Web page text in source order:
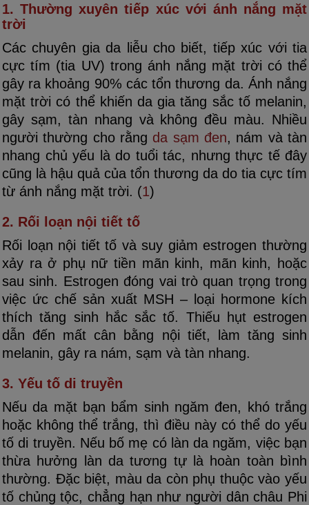
1. Thường xuyên tiếp xúc với ánh nắng mặt
trời
Các chuyên gia da liễu cho biết, tiếp xúc với tia
cực tím (tia UV) trong ánh nắng mặt trời có thể
gây ra khoảng 90% các tổn thương da. Ánh nắng
mặt trời có thể khiến da gia tăng sắc tố melanin,
gây sạm, tàn nhang và không đều màu. Nhiều
người thường cho rằng da sạm đen, nám và tàn
nhang chủ yếu là do tuổi tác, nhưng thực tế đây
cũng là hậu quả của tổn thương da do tia cực tím
từ ánh nắng mặt trời. (1)
2. Rối loạn nội tiết tố
Rối loạn nội tiết tố và suy giảm estrogen thường
xảy ra ở phụ nữ tiền mãn kinh, mãn kinh, hoặc
sau sinh. Estrogen đóng vai trò quan trọng trong
việc ức chế sản xuất MSH – loại hormone kích
thích tăng sinh hắc sắc tố. Thiếu hụt estrogen
dẫn đến mất cân bằng nội tiết, làm tăng sinh
melanin, gây ra nám, sạm và tàn nhang.
3. Yếu tố di truyền
Nếu da mặt bạn bẩm sinh ngăm đen, khó trắng
hoặc không thể trắng, thì điều này có thể do yếu
tố di truyền. Nếu bố mẹ có làn da ngăm, việc bạn
thừa hưởng làn da tương tự là hoàn toàn bình
thường. Đặc biệt, màu da còn phụ thuộc vào yếu
tố chủng tộc, chẳng hạn như người dân châu Phi